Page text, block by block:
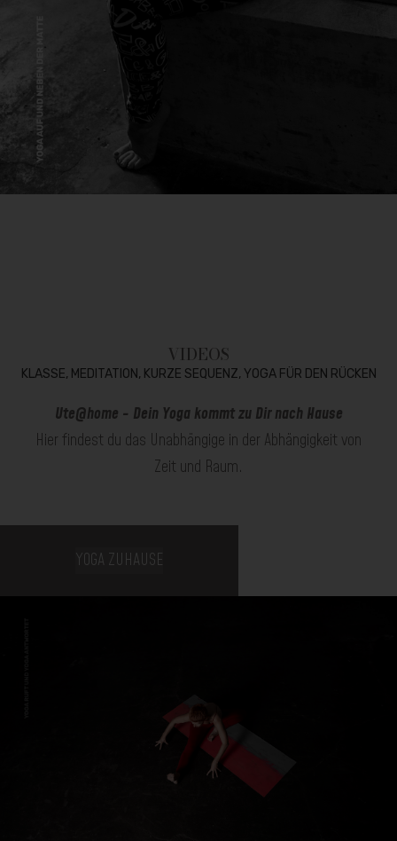
VIDEOS
KLASSE, MEDITATION, KURZE SEQUENZ, YOGA FÜR DEN RÜCKEN
Ute@home - Dein Yoga kommt zu Dir nach Hause
Hier findest du das Unabhängige in der Abhängigkeit von
Zeit und Raum.
YOGA ZUHAUSE